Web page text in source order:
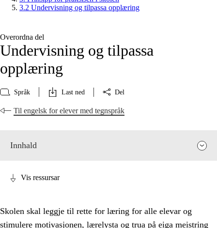
3.2 Undervisning og tilpassa opplæring
Overordna del
Undervisning og tilpassa
opplæring
Språk Last ned Del
Til engelsk for elever med tegnspråk
Innhald
Vis ressursar
Skolen skal leggje til rette for læring for alle elevar og
stimulere motivasjonen, lærelysta og trua på eiga meistring